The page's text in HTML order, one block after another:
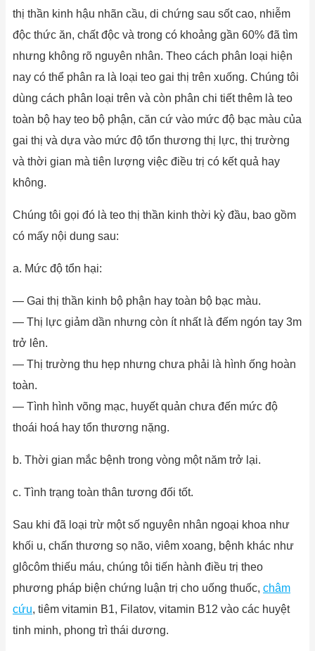
thị thần kinh hậu nhãn cầu, di chứng sau sốt cao, nhiễm
độc thức ăn, chất độc và trong có khoảng gần 60% đã tìm
nhưng không rõ nguyên nhân. Theo cách phân loại hiện
nay có thể phân ra là loại teo gai thị trên xuống. Chúng tôi
dùng cách phân loại trên và còn phân chi tiết thêm là teo
toàn bộ hay teo bộ phận, căn cứ vào mức độ bạc màu của
gai thị và dựa vào mức độ tổn thương thị lực, thị trường
và thời gian mà tiên lượng việc điều trị có kết quả hay
không.
Chúng tôi gọi đó là teo thị thần kinh thời kỳ đầu, bao gồm
có mấy nội dung sau:
a. Mức độ tổn hại:
— Gai thị thần kinh bộ phận hay toàn bộ bạc màu.
— Thị lực giảm dần nhưng còn ít nhất là đếm ngón tay 3m
trở lên.
— Thị trường thu hẹp nhưng chưa phải là hình ống hoàn
toàn.
— Tình hình võng mạc, huyết quản chưa đến mức độ
thoái hoá hay tổn thương nặng.
b. Thời gian mắc bệnh trong vòng một năm trở lại.
c. Tình trạng toàn thân tương đối tốt.
Sau khi đã loại trừ một số nguyên nhân ngoại khoa như
khối u, chấn thương sọ não, viêm xoang, bệnh khác như
glôcôm thiếu máu, chúng tôi tiến hành điều trị theo
phương pháp biện chứng luận trị cho uống thuốc, châm
cứu, tiêm vitamin B1, Filatov, vitamin B12 vào các huyệt
tinh minh, phong trì thái dương.